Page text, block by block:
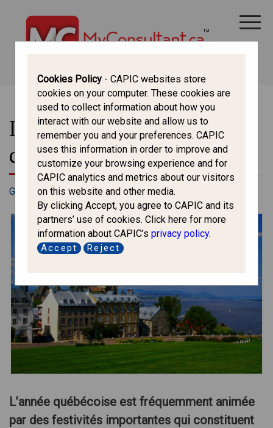
ALL THINGS CANADA
Découvrez toutes les fêtes
célébrées par les québécois
GÉNÉRAL • APR 22, 2022
L’année québécoise est fréquemment animée
par des festivités importantes qui constituent
Cookies Policy - CAPIC websites store
cookies on your computer. These cookies are
used to collect information about how you
interact with our website and allow us to
remember you and your preferences. CAPIC
uses this information in order to improve and
customize your browsing experience and for
CAPIC analytics and metrics about our visitors
on this website and other media.
By clicking Accept, you agree to CAPIC and its
partners’ use of cookies. Click here for more
information about CAPIC’s privacy policy.
Accept Reject